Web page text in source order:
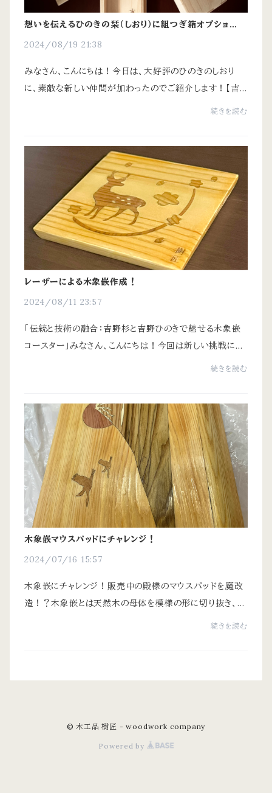
想いを伝えるひのきの栞（しおり）に組つぎ箱オプション追
2024/08/19 21:38
みなさん、こんにちは！今日は、大好評のひのきのしおり
に、素敵な新しい仲間が加わったのでご紹介します！【吉
野ひのきの組子箱、できました！】「しおりだけじゃ、ちょっと
続きを読む
レーザーによる木象嵌作成！
2024/08/11 23:57
「伝統と技術の融合：吉野杉と吉野ひのきで魅せる木象嵌
コースター」みなさん、こんにちは！今回は新しい挑戦につ
いてお話しします。吉野の誇る杉とひのきを使った、美しい
続きを読む
木象嵌マウスパッドにチャレンジ！
2024/07/16 15:57
木象嵌にチャレンジ！販売中の殿様のマウスパッドを魔改
造！？木象嵌とは天然木の母体を模様の形に切り抜き、そ
こに同様に切り抜いた異種の木をピッタリ嵌め込む手法で
続きを読む
© 木工品 樹匠 - woodwork company
Powered by